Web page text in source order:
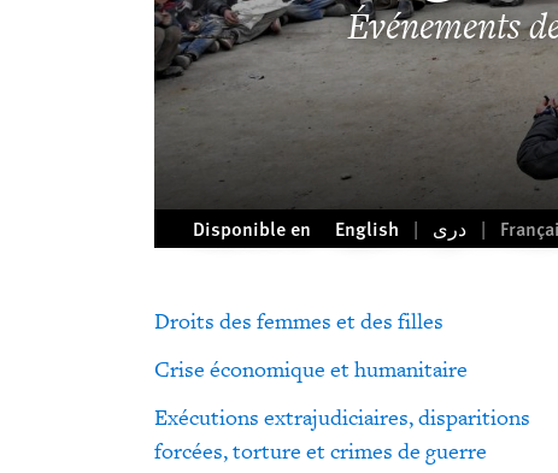
Événements
Disponible en English دری
Droits des femmes et des filles
Crise économique et humanitaire
Exécutions extrajudiciaires, disparitions
forcées, torture et crimes de guerre